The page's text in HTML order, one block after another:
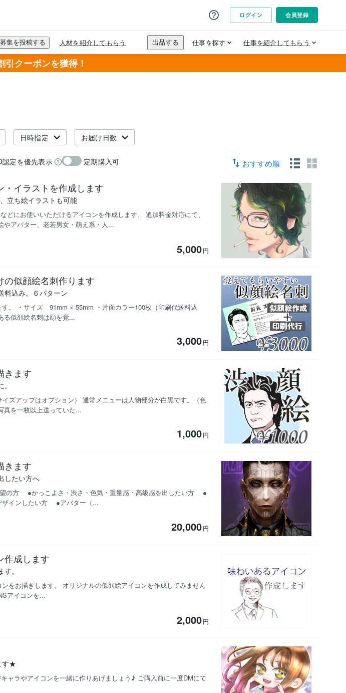
クーポンを獲得！
日時指定 お届け日数
認定を優先表示 定期購入可 おすすめ順
イラストを作成します
立ち絵イラストも可能
どにお使いいただけるアイコンを作成します。 追加料金対応にて、
アバター、老若男女・萌え系・人...
5,000円
の似顔絵名刺作ります
料込み。６パターン
。 ・サイズ 91mm × 55mm ・片面カラー100枚（印刷代送料込
る似顔絵名刺は顔を覚...
3,000円
きます
ズアップはオプション） 通常メニューは人物部分が白黒です。（色
真を一枚以上送っていた...
1,000円
きます
したい方へ
の方 ●かっこよさ・渋さ・色気・重量感・高級感を出したい方 ●
ザインしたい方 ●アバター（...
20,000円
作成します
。
をお描きします。 オリジナルの似顔絵アイコンを作成してみません
アイコンを...
2,000円
す★
ャラやアイコンを一緒に作りあげましょう♪ ご購入前に一度DMにて